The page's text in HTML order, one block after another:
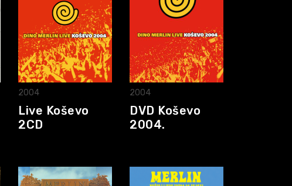
2004
Live Koševo
2CD
2004
DVD Koševo
2004.